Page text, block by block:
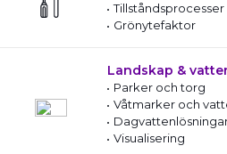
Tillståndsprocesser
Grönytefaktor
Landskap &
Parker och torg
Våtmarker och
Visualisering